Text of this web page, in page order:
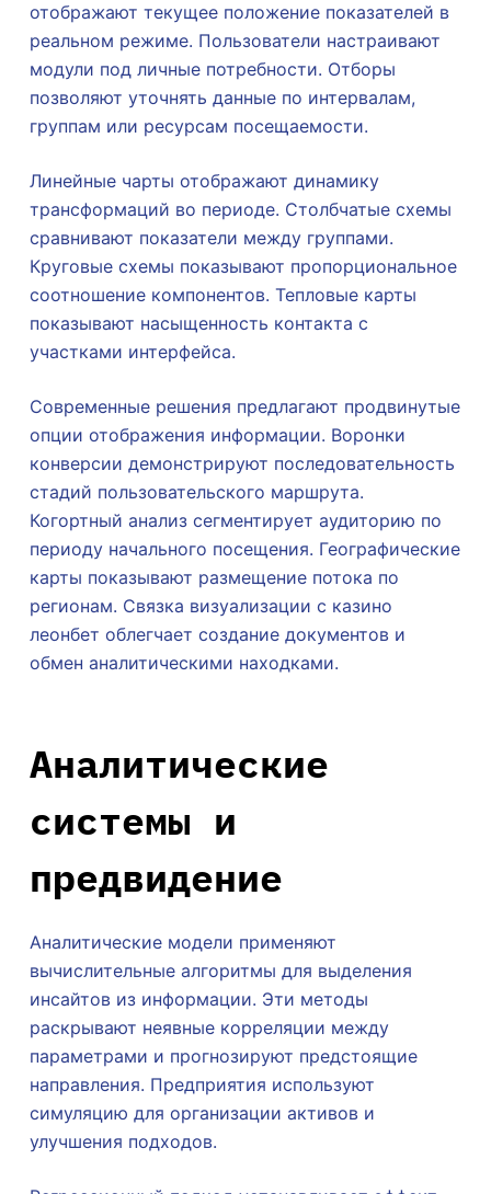
отображают текущее положение показателей в
реальном режиме. Пользователи настраивают
модули под личные потребности. Отборы
позволяют уточнять данные по интервалам,
группам или ресурсам посещаемости.
Линейные чарты отображают динамику
трансформаций во периоде. Столбчатые схемы
сравнивают показатели между группами.
Круговые схемы показывают пропорциональное
соотношение компонентов. Тепловые карты
показывают насыщенность контакта с
участками интерфейса.
Современные решения предлагают продвинутые
опции отображения информации. Воронки
конверсии демонстрируют последовательность
стадий пользовательского маршрута.
Когортный анализ сегментирует аудиторию по
периоду начального посещения. Географические
карты показывают размещение потока по
регионам. Связка визуализации с казино
леонбет облегчает создание документов и
обмен аналитическими находками.
Аналитические
системы и
предвидение
Аналитические модели применяют
вычислительные алгоритмы для выделения
инсайтов из информации. Эти методы
раскрывают неявные корреляции между
параметрами и прогнозируют предстоящие
направления. Предприятия используют
симуляцию для организации активов и
улучшения подходов.